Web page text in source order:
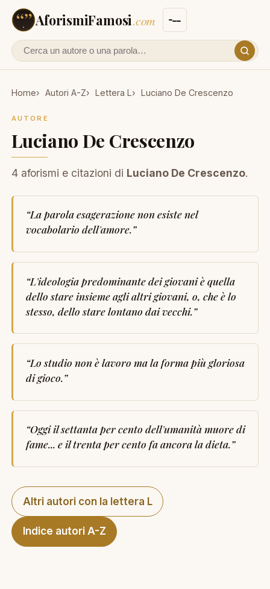
AforismiFamosi.com
Cerca un autore o un aforisma
Home Autori A-Z Lettera L Luciano De Crescenzo
AUTORE
Luciano De Crescenzo
4 aforismi e citazioni di Luciano De Crescenzo.
“La parola esagerazione non esiste nel
vocabolario dell'amore.”
“L'ideologia predominante dei giovani è quella
dello stare insieme agli altri giovani, o, che è lo
stesso, dello stare lontano dai vecchi.”
“Lo studio non è lavoro ma la forma più gloriosa
di gioco.”
“Oggi il settanta per cento dell'umanità muore di
fame... e il trenta per cento fa ancora la dieta.”
Altri autori con la lettera L
Indice autori A-Z